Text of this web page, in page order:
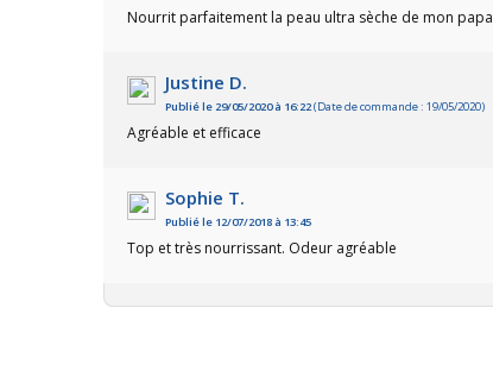
Nourrit parfaitement la peau ultra sèche de mon papa
Justine D.
Publié le 29/05/2020 à 16:22(Date de commande : 19/05/2020)
Agréable et efficace
Sophie T.
Publié le 12/07/2018 à 13:45
Top et très nourrissant. Odeur agréable